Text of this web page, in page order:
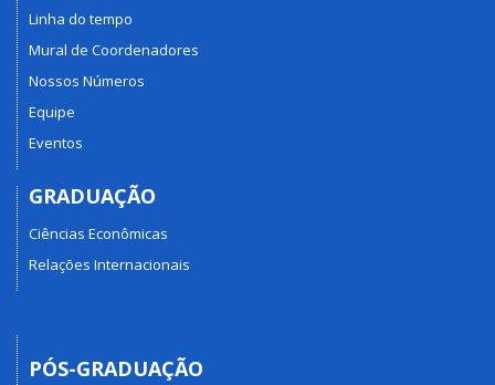
Linha do tempo
Mural de Coordenadores
Nossos Números
Equipe
Eventos
GRADUAÇÃO
Ciências Econômicas
Relações Internacionais
PÓS-GRADUAÇÃO